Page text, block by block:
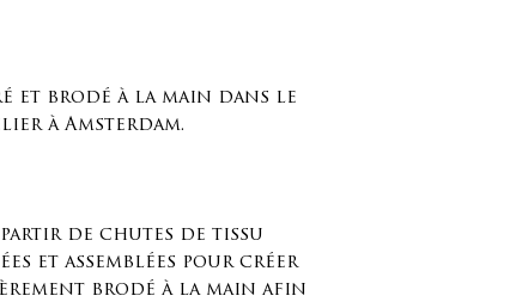
et brodé à la main dans le
à Amsterdam.
de chutes de tissu
et assemblées pour créer
brodé à la main afin